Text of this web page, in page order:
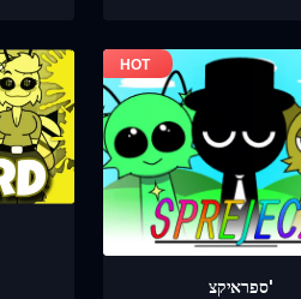
ספראיקצ'